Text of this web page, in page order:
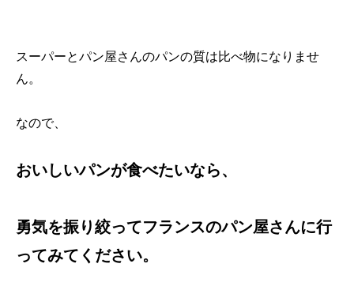
スーパーとパン屋さんのパンの質は比べ物になりませ
ん。
なので、
おいしいパンが食べたいなら、
勇気を振り絞ってフランスのパン屋さんに行
ってみてください。